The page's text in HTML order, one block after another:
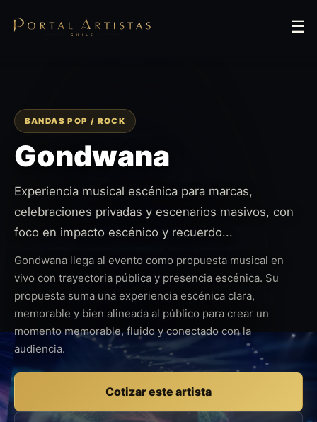
☰
BANDAS POP / ROCK
Gondwana
Experiencia musical escénica para marcas,
celebraciones privadas y escenarios masivos, con
foco en impacto escénico y recuerdo...
Gondwana llega al evento como propuesta musical en
vivo con trayectoria pública y presencia escénica. Su
propuesta suma una experiencia escénica clara,
memorable y bien alineada al público para crear un
momento memorable, fluido y conectado con la
audiencia.
Cotizar este artista